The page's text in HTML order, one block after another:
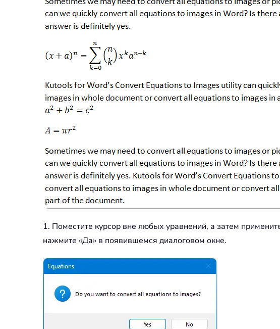
1. Поместите курсор вне любых уравнений, а затем
нажмите «Да» в появившемся диалоговом окне.